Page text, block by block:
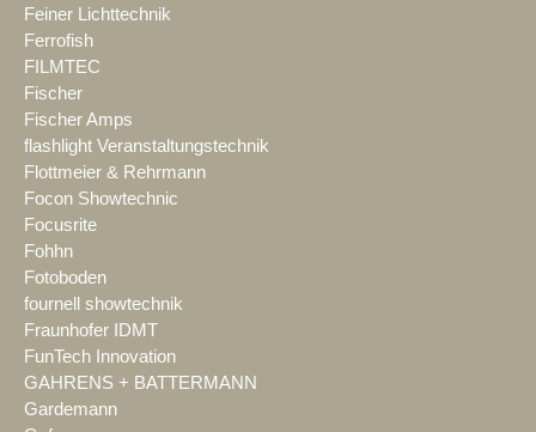
Feiner Lichttechnik
Ferrofish
FILMTEC
Fischer
Fischer Amps
flashlight Veranstaltungstechnik
Flottmeier & Rehrmann
Focon Showtechnic
Focusrite
Fohhn
Fotoboden
fournell showtechnik
Fraunhofer IDMT
FunTech Innovation
GAHRENS + BATTERMANN
Gardemann